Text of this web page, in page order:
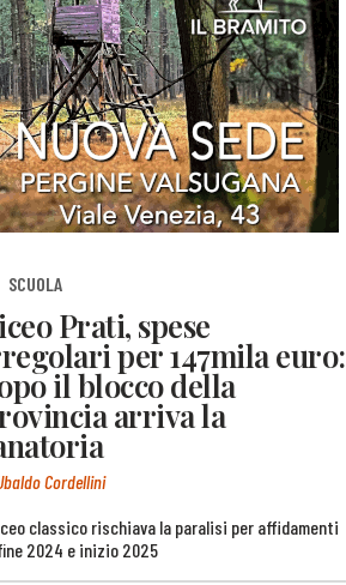
SCUOLA
Prati, spese
per 147mila euro:
il blocco della
arriva la
Cordellini
classico rischiava la paralisi per affidamenti
2024 e inizio 2025